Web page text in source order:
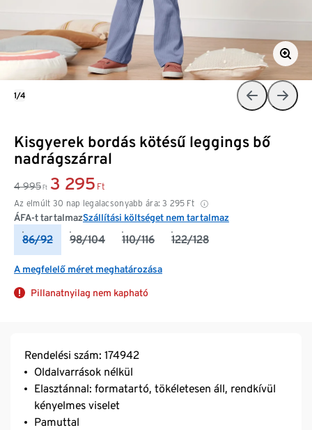
Kisgyerek bordás kötésű leggings bő
nadrágszárral
4 995 Ft 3 295 Ft
Az elmúlt 30 nap legalacsonyabb ára: 3 295 Ft
ÁFA-t tartalmazSzállítási költséget nem tartalmaz
86/92 98/104 110/116 122/128
A megfelelő méret meghatározása
Pillanatnyilag nem kapható
1/4
Rendelési szám: 174942
Oldalvarrások nélkül
Elasztánnal: formatartó, tökéletesen áll, rendkívül
kényelmes viselet
Pamuttal